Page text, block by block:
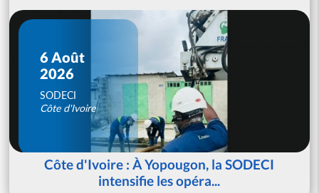
6 Août
2026
SODECI
Côte d'Ivoire
Côte d'Ivoire : À Yopougon, la SODECI
intensifie les opéra...